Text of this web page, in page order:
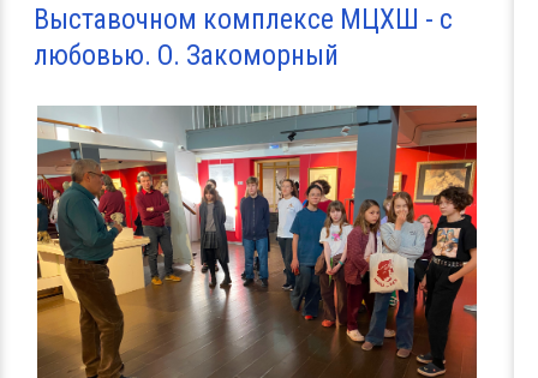
Выставочном комплексе МЦХШ - с
любовью. О. Закоморный